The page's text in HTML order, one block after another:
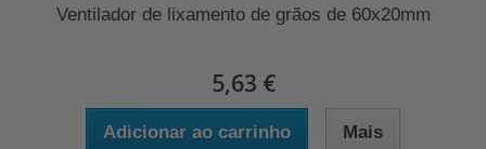
Ventilador de lixamento de grãos de 60x20mm
5,63 €
Adicionar ao carrinho Mais